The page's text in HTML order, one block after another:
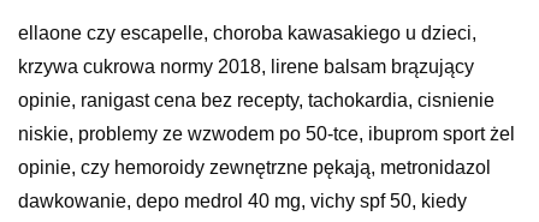
ellaone czy escapelle, choroba kawasakiego u dzieci,
krzywa cukrowa normy 2018, lirene balsam brązujący
opinie, ranigast cena bez recepty, tachokardia, cisnienie
niskie, problemy ze wzwodem po 50-tce, ibuprom sport żel
opinie, czy hemoroidy zewnętrzne pękają, metronidazol
dawkowanie, depo medrol 40 mg, vichy spf 50, kiedy